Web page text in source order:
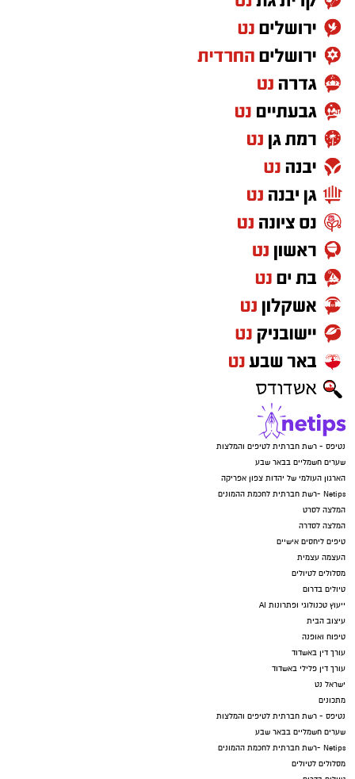
נטיפס - רשת חברתית לטיפים והמלצות
שערים חשמליים בבאר שבע
הארגון העולמי של יהדות צפון אפריקה
Netips -רשת חברתית לחכמת ההמונים
המלצה לסרט
המלצה לסדרה
טיפים ליחסים אישיים
העצמה עצמית
מסלולים לטיולים
טיולים בדרום
ייעוץ טכנולוגי ופתרונות AI
עיצוב הבית
טיפוח ואופנה
עורך דין באשדוד
עורך דין פלילי באשדוד
ישראל נט
מתכונים
נטיפס - רשת חברתית לטיפים והמלצות
שערים חשמליים בבאר שבע
Netips -רשת חברתית לחכמת ההמונים
מסלולים לטיולים